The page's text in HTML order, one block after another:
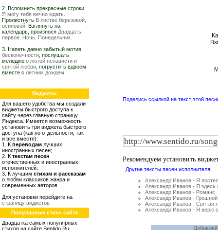
2. Вспомнить прекрасные строки
Я могу тебя вечно ждать
Пролистнуть В листве березовой,
осиновой . Взглянуть на
календарь, произнося Двадцать
первое. Ночь. Понедельник.
3. Напеть давно забытый мотив
бесконечности , послушать
мелодию о лютой ненависти и
святой любви , погрустить вдвоем
вместе с летним дождем
Виджеты
Для вашего удобства мы создали
виджеты быстрого доступа к
сайту через главную страницу
Яндекса. Имеется возможность
установить три виджета быстрого
доступа (как по отдельности, так
и все вместе):
1. К переводам лучших
иностранных песен;
2. К текстам песен
отечественных и иностранных
исполнителей;
3. К лучшим стихам и рассказам
о любви классиков жанра и
современных авторов.
Для установки перейдите на
страницу виджетов
Популярные стихи сайта
Двадцатка самых популярных
стихов на сайте Sentido.Ru:
Поделись ссылкой на текст этой
Рекомендуем установить
Другие тексты песен исполнителя:
Александр Иванов - Я
Александр Иванов - Я здесь
Александр Иванов - Романс
Александр Иванов -
Александр Иванов - Святая
Александр Иванов - Я верю